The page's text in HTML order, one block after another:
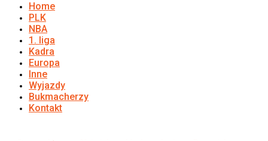
Home
PLK
NBA
1. liga
Kadra
Europa
Inne
Wyjazdy
Bukmacherzy
Kontakt